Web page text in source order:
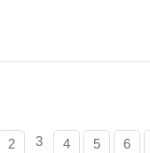
2 3 4 5 6